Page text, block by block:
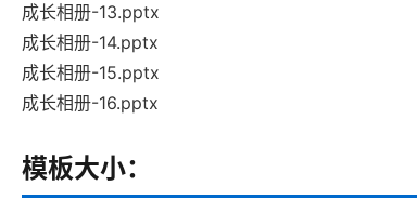
成长相册-13.pptx
成长相册-14.pptx
成长相册-15.pptx
成长相册-16.pptx
模板大小：